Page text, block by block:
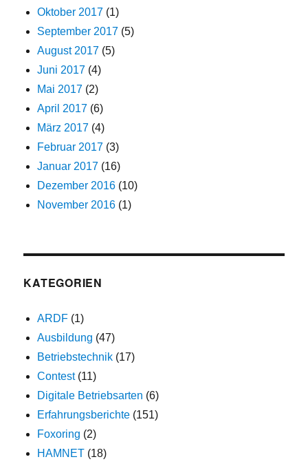
Oktober 2017 (1)
September 2017 (5)
August 2017 (5)
Juni 2017 (4)
Mai 2017 (2)
April 2017 (6)
März 2017 (4)
Februar 2017 (3)
Januar 2017 (16)
Dezember 2016 (10)
November 2016 (1)
KATEGORIEN
ARDF (1)
Ausbildung (47)
Betriebstechnik (17)
Contest(11)
Digitale Betriebsarten (6)
Erfahrungsberichte (151)
Foxoring (2)
HAMNET (18)